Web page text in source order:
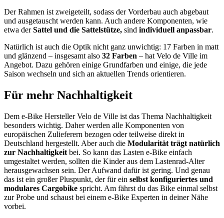
Der Rahmen ist zweigeteilt, sodass der Vorderbau auch abgebaut
und ausgetauscht werden kann. Auch andere Komponenten, wie
etwa derSattel und die Sattelstütze, sind individuell anpassbar.
Natürlich ist auch die Optik nicht ganz unwichtig: 17 Farben in matt
und glänzend – insgesamt also 32 Farben – hat Velo de Ville im
Angebot. Dazu gehören einige Grundfarben und einige, die jede
Saison wechseln und sich an aktuellen Trends orientieren.
Für mehr Nachhaltigkeit
Dem e-Bike Hersteller Velo de Ville ist das Thema Nachhaltigkeit
besonders wichtig. Daher werden alle Komponenten von
europäischen Zulieferern bezogen oder teilweise direkt in
Deutschland hergestellt. Aber auch die Modularität trägt natürlich
zur Nachhaltigkeit bei. So kann das Lasten e-Bike einfach
umgestaltet werden, sollten die Kinder aus dem Lastenrad-Alter
herausgewachsen sein. Der Aufwand dafür ist gering. Und genau
das ist ein großer Pluspunkt, der für ein selbst konfiguriertes und
modulares Cargobike spricht. Am fährst du das Bike einmal selbst
zur Probe und schaust bei einem e-Bike Experten in deiner Nähe
vorbei.